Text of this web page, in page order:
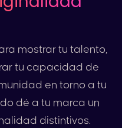
mostrar tu talento,
tu capacidad de
en torno a tu
dé a tu marca un
distintivos.